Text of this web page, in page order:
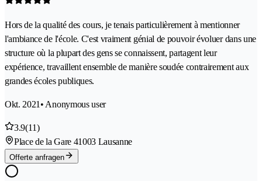
Hors de la qualité des cours, je tenais particulièrement à mentionner
l'ambiance de l'école. C'est vraiment génial de pouvoir évoluer dans une
structure où la plupart des gens se connaissent, partagent leur
expérience, travaillent ensemble de manière soudée contrairement aux
grandes écoles publiques.
Okt. 2021 • Anonymous user
3.9(11)
Place de la Gare 41003 Lausanne
Offerte anfragen